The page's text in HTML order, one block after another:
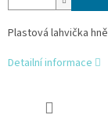
Plastová lahvička
Detailní informace